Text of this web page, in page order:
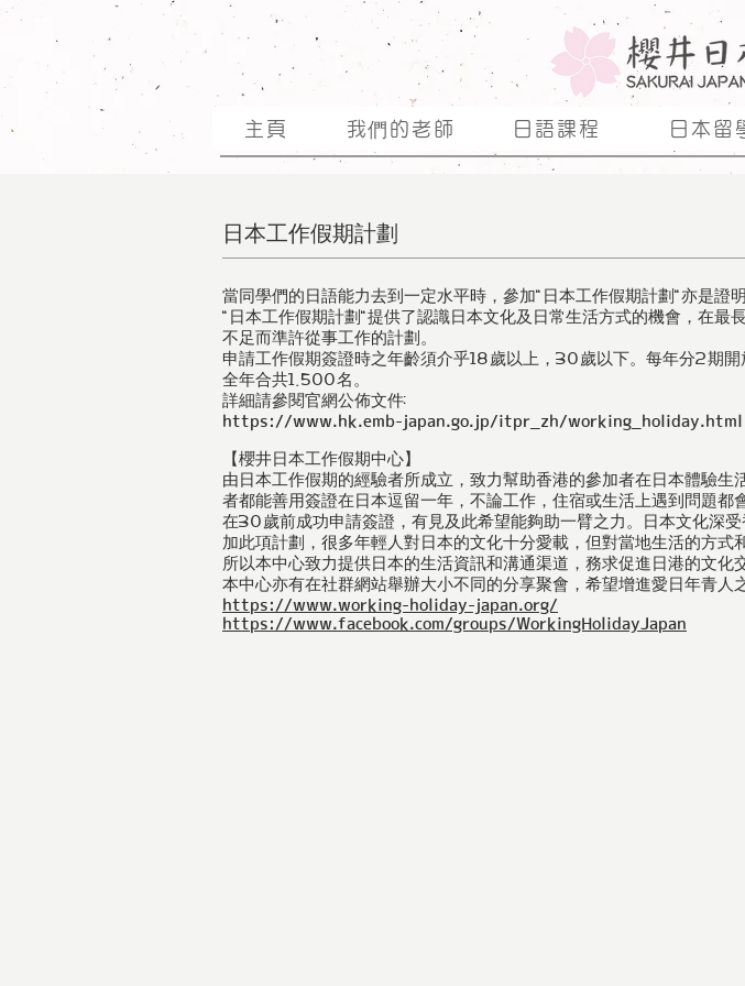
日本工作假期計劃
當同學們的日語能力去到一定水平時，參加"日本工作假期計劃"亦是證
"日本工作假期計劃"提供了認識日本文化及日常生活方式的機會，在最
不足而準許從事工作的計劃。
申請工作假期簽證時之年齡須介乎18歲以上，30歲以下。每年分2期
全年合共1,500名。
詳細請參閱官網公佈文件:
https://www.hk.emb-japan.go.jp/itpr_zh/working_holiday.html
【櫻井日本工作假期中心】
由日本工作假期的經驗者所成立，致力幫助香港的參加者在日本體驗生
者都能善用簽證在日本逗留一年，不論工作，住宿或生活上遇到問題都
在30歲前成功申請簽證，有見及此希望能夠助一臂之力。日本文化深
加此項計劃，很多年輕人對日本的文化十分愛載，但對當地生活的方式
所以本中心致力提供日本的生活資訊和溝通渠道，務求促進日港的文化
本中心亦有在社群網站舉辦大小不同的分享聚會，希望增進愛日年青人
https://www.working-holiday-japan.org/
https://www.facebook.com/groups/WorkingHolidayJapan
主頁 我們的老師 日語課程 日本留